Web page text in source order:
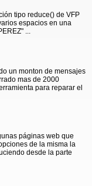
tipo reduce() de VFP
espacios en una
...
un monton de mensajes
mas de 2000
para reparar el
páginas web que
de la misma la
desde la parte